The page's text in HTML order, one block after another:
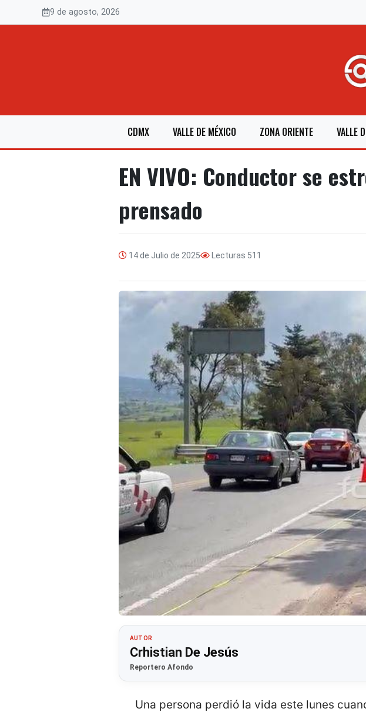
9 de agosto, 2026
CDMX VALLE DE MÉXICO ZONA ORIENTE VALLE
EN VIVO: Conductor se
prensado
14 de Julio de 2025 Lecturas 511
AUTOR
Crhistian De Jesús
Reportero Afondo
Una persona perdió la vida este lunes